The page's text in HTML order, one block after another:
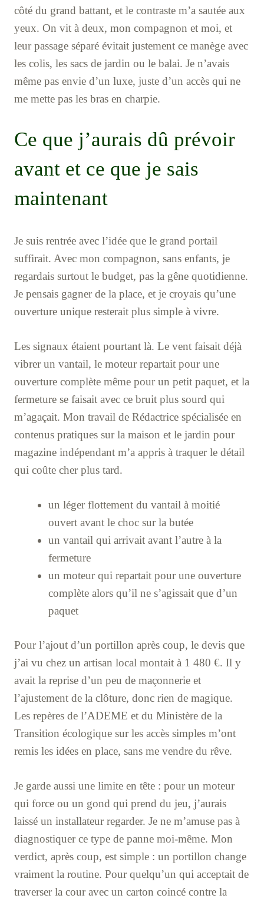
côté du grand battant, et le contraste m’a sautée aux
yeux. On vit à deux, mon compagnon et moi, et
leur passage séparé évitait justement ce manège avec
les colis, les sacs de jardin ou le balai. Je n’avais
même pas envie d’un luxe, juste d’un accès qui ne
me mette pas les bras en charpie.
Ce que j’aurais dû prévoir
avant et ce que je sais
maintenant
Je suis rentrée avec l’idée que le grand portail
suffirait. Avec mon compagnon, sans enfants, je
regardais surtout le budget, pas la gêne quotidienne.
Je pensais gagner de la place, et je croyais qu’une
ouverture unique resterait plus simple à vivre.
Les signaux étaient pourtant là. Le vent faisait déjà
vibrer un vantail, le moteur repartait pour une
ouverture complète même pour un petit paquet, et la
fermeture se faisait avec ce bruit plus sourd qui
m’agaçait. Mon travail de Rédactrice spécialisée en
contenus pratiques sur la maison et le jardin pour
magazine indépendant m’a appris à traquer le détail
qui coûte cher plus tard.
un léger flottement du vantail à moitié
ouvert avant le choc sur la butée
un vantail qui arrivait avant l’autre à la
fermeture
un moteur qui repartait pour une ouverture
complète alors qu’il ne s’agissait que d’un
paquet
Pour l’ajout d’un portillon après coup, le devis que
j’ai vu chez un artisan local montait à 1 480 €. Il y
avait la reprise d’un peu de maçonnerie et
l’ajustement de la clôture, donc rien de magique.
Les repères de l’ADEME et du Ministère de la
Transition écologique sur les accès simples m’ont
remis les idées en place, sans me vendre du rêve.
Je garde aussi une limite en tête : pour un moteur
qui force ou un gond qui prend du jeu, j’aurais
laissé un installateur regarder. Je ne m’amuse pas à
diagnostiquer ce type de panne moi-même. Mon
verdict, après coup, est simple : un portillon change
vraiment la routine. Pour quelqu’un qui acceptait de
traverser la cour avec un carton coincé contre la